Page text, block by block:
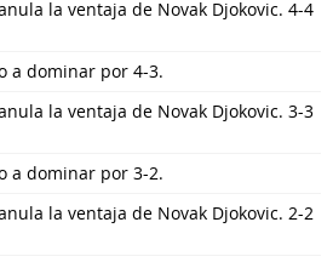
la ventaja de Novak Djokovic. 4-4
a dominar por 4-3.
la ventaja de Novak Djokovic. 3-3
a dominar por 3-2.
la ventaja de Novak Djokovic. 2-2